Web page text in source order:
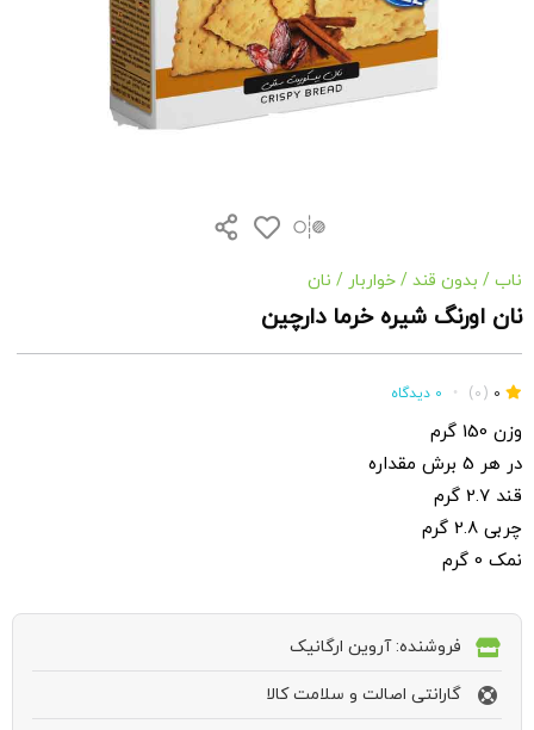
ناب / بدون قند / خواربار / نان
نان اورنگ شیره خرما دارچین
0
(0)
• 0 دیدگاه
وزن 150 گرم
در هر 5 برش مقداره
قند 2.7 گرم
چربی 2.8 گرم
نمک 0 گرم
فروشنده: آروین ارگانیک
گارانتی اصالت و سلامت کالا